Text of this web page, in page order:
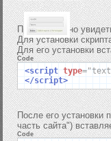
Пример можно
Для установки
Для его установки
Code
<script type=
</script>
После его установки
часть сайта")
Code